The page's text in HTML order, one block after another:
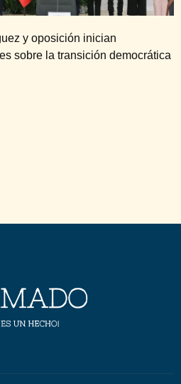
y oposición inician
sobre la transición democrática